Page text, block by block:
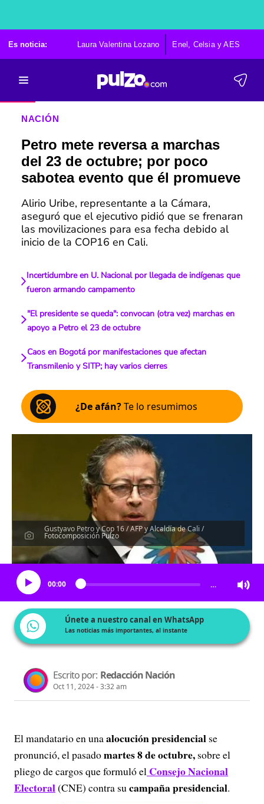
Es noticia: Laura Valentina Lozano Enel, Celsia y AES
NACIÓN
Petro mete reversa a marchas
del 23 de octubre; por poco
sabotea evento que él promueve
Alirio Uribe, representante a la Cámara,
aseguró que el ejecutivo pidió que se frenaran
las movilizaciones para esa fecha debido al
inicio de la COP16 en Cali.
Incertidumbre en U. Nacional por llegada de indígenas que
fueron armando campamento
"El presidente se queda": convocan (otra vez) marchas en
apoyo a Petro el 23 de octubre
Caos en Bogotá por manifestaciones que afectan
Transmilenio y SITP; hay varios cierres
¿De afán?Te lo resumimos
Gustyavo Petro y Cop 16 / AFP y Alcaldía de Cali /
Fotocomposición Pulzo
Escucha el artículo
00:00 …
Únete a nuestro canal en WhatsApp
Las noticias más importantes, al instante
Escrito por: Redacción Nación
Oct 11, 2024 - 3:32 am
El mandatario en unaalocución presidencial se
pronunció, el pasadomartes 8 de octubre, sobre el
pliego de cargos que formuló el Consejo Nacional
Electoral(CNE) contra sucampaña presidencial.